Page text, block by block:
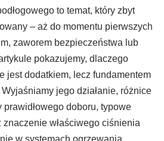
to temat, który zbyt
– aż do momentu pierwszych
zaworem bezpieczeństwa lub
pokazujemy, dlaczego
jest dodatkiem, lecz fundamentem
jego działanie, różnice
prawidłowego doboru, typowe
znaczenie właściwego ciśnienia
w systemach ogrzewania